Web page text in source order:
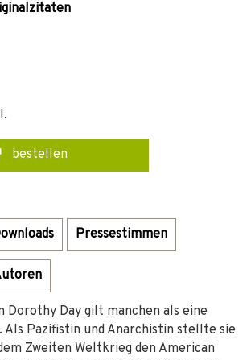
bestellen
Pressestimmen
Dorothy Day gilt manchen als eine
Als Pazifistin und Anarchistin stellte sie
Zweiten Weltkrieg den American